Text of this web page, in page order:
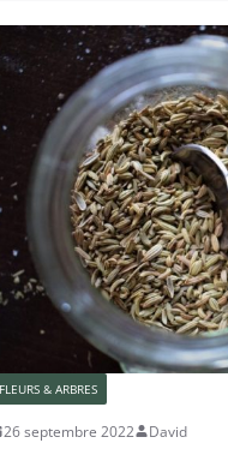
FLEURS & ARBRES
26 septembre 2022 David